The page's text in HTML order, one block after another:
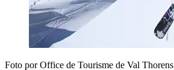
Foto por Office de Tourisme de Val Thorens